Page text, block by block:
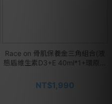
Race on 骨肌保養金三角組合(液
態盾維生素D3+E 40ml*1+環原力
鎂鈣60顆/罐*1)
NT$1,990